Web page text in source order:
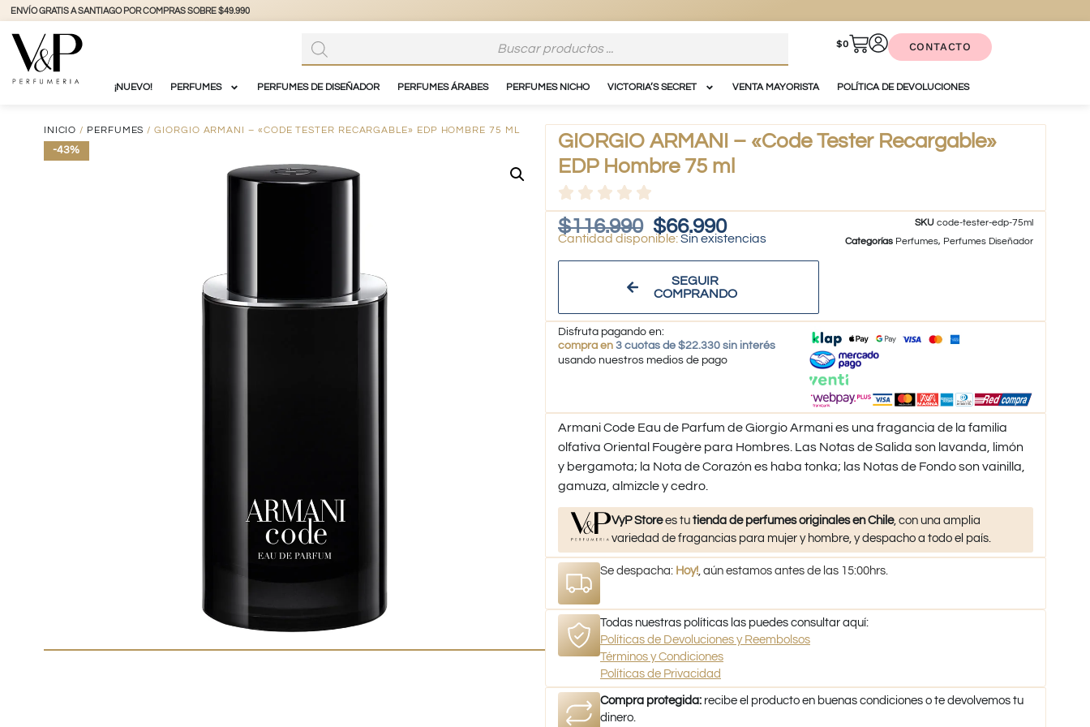
+56 9 3877 3738 @vyp_store.chile vypstore.cl
$0 CONTACTO
¡NUEVO! PERFUMES PERFUMES DE DISEÑADOR PERFUMES ÁRABES PERFUMES NICHO VICTORIA’S SECRET VENTA MAYORISTA POLÍTICA DE DEVOLUCIONES
INICIO / PERFUMES / GIORGIO ARMANI – «CODE TESTER RECARGABLE» EDP HOMBRE 75 ML
-43%
GIORGIO ARMANI – «Code Tester Recargable»
EDP Hombre 75 ml
$116.990 $66.990
Sin existencias
SEGUIR
COMPRANDO
SKUcode-tester-edp-75ml
Categorías Perfumes, Perfumes Diseñador
Disfruta pagando en:
compra en 3 cuotas de $22.330 sin interés
usando nuestros medios de pago
Armani Code Eau de Parfum de Giorgio Armani es una fragancia de la familia
olfativa Oriental Fougère para Hombres. Las Notas de Salida son lavanda, limón
y bergamota; la Nota de Corazón es haba tonka; las Notas de Fondo son vainilla,
gamuza, almizcle y cedro.
VyP Storees tutienda de perfumes originales en Chile, con una amplia
variedad de fragancias para mujer y hombre, y despacho a todo el país.
Se despacha: Hoy!, aún estamos antes de las 15:00hrs.
Todas nuestras políticas las puedes consultar aquí:
Políticas de Devoluciones y Reembolsos
Términos y Condiciones
Políticas de Privacidad
Compra protegida: recibe el producto en buenas condiciones o te devolvemos tu
dinero.